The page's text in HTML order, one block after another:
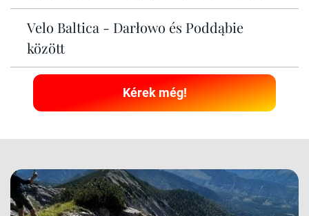
Velo Baltica - Darłowo és Poddąbie
között
Kérek még!